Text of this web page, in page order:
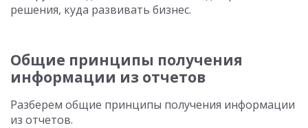
решения, куда развивать бизнес.
Общие принципы получения
информации из отчетов
Разберем общие принципы получения информации
из отчетов.